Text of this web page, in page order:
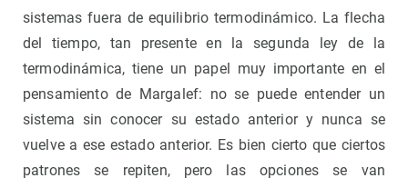
sistemas fuera de equilibrio termodinámico. La flecha
del tiempo, tan presente en la segunda ley de la
termodinámica, tiene un papel muy importante en el
pensamiento de Margalef: no se puede entender un
sistema sin conocer su estado anterior y nunca se
vuelve a ese estado anterior. Es bien cierto que ciertos
patrones se repiten, pero las opciones se van